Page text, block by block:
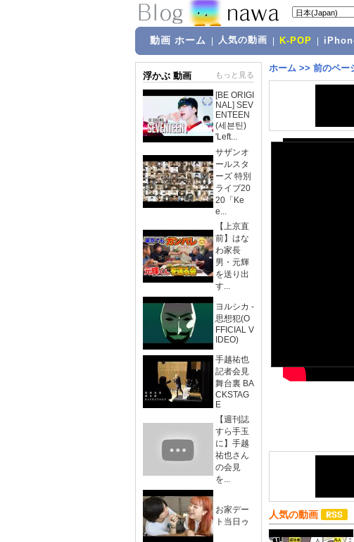
動画 ホーム 人気の動画 K-POP
浮かぶ 動画 もっと見る
[BE ORIGI
NAL] SEV
ENTEEN
(세븐틴)
'Left...
サザンオ
ールスタ
ーズ 特別
ライブ20
20「Ke
e...
【上京直
前】はな
わ家長
男・元輝
を送り出
す...
ヨルシカ -
思想犯(O
FFICIAL V
IDEO)
手越祐也
記者会見
舞台裏 BA
CKSTAG
E
【週刊誌
すら手玉
に】手越
祐也さん
の会見
を...
お家デー
ト当日ゥ
ホーム >> 前のペー
人気の動画